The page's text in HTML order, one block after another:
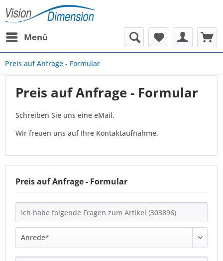
Menü
Preis auf Anfrage - Formular
Preis auf Anfrage - Formular
Schreiben Sie uns eine eMail.
Wir freuen uns auf Ihre Kontaktaufnahme.
Preis auf Anfrage - Formular